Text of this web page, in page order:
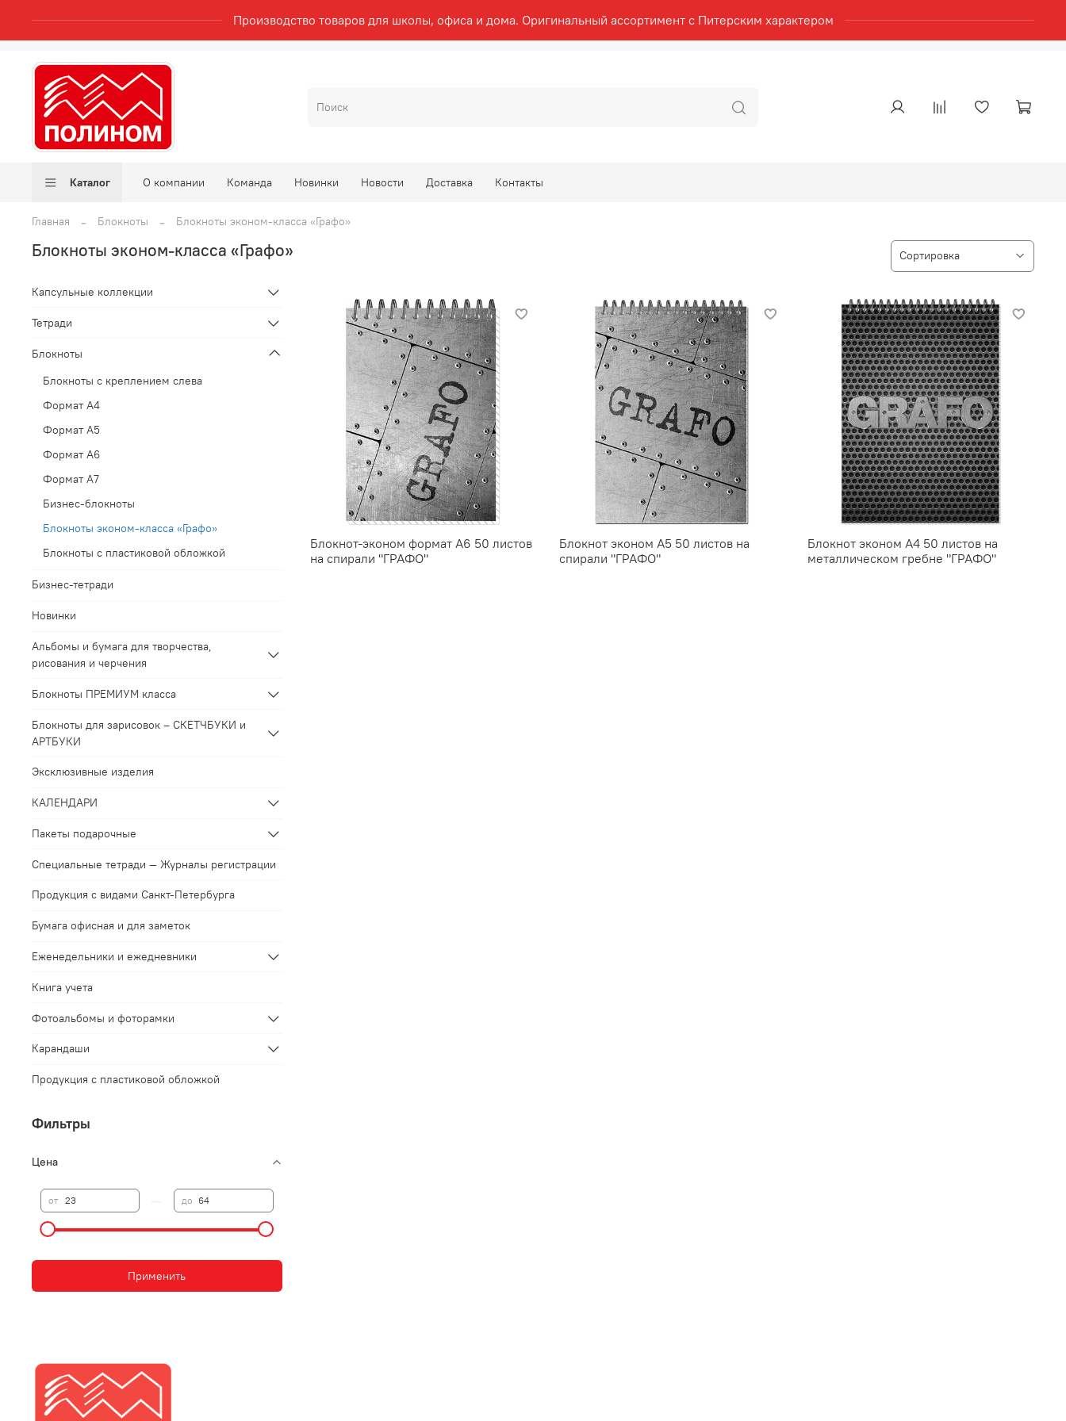
Производство товаров для школы, офиса и дома. Оригинальный ассортимент с Питерским характером
Каталог О компании Команда Новинки Новости Доставка Контакты
Главная Блокноты Блокноты эконом-класса «Графо»
Блокноты эконом-класса «Графо»
Блокнот-эконом формат А6 50 листов
на спирали "ГРАФО"
Блокнот эконом А5 50 листов на
спирали "ГРАФО"
Блокнот эконом А4 50 листов на
металлическом гребне "ГРАФО"
Капсульные коллекции
Тетради
Блокноты
Блокноты с креплением слева
Формат А4
Формат А5
Формат А6
Формат А7
Бизнес-блокноты
Блокноты эконом-класса «Графо»
Блокноты с пластиковой обложкой
Бизнес-тетради
Новинки
Альбомы и бумага для творчества,
рисования и черчения
Блокноты ПРЕМИУМ класса
Блокноты для зарисовок – СКЕТЧБУКИ и
АРТБУКИ
Эксклюзивные изделия
КАЛЕНДАРИ
Пакеты подарочные
Специальные тетради — Журналы регистрации
Продукция с видами Санкт-Петербурга
Бумага офисная и для заметок
Еженедельники и ежедневники
Книга учета
Фотоальбомы и фоторамки
Карандаши
Продукция с пластиковой обложкой
Фильтры
Цена
от до
Применить